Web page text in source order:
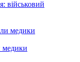
військовий
медики